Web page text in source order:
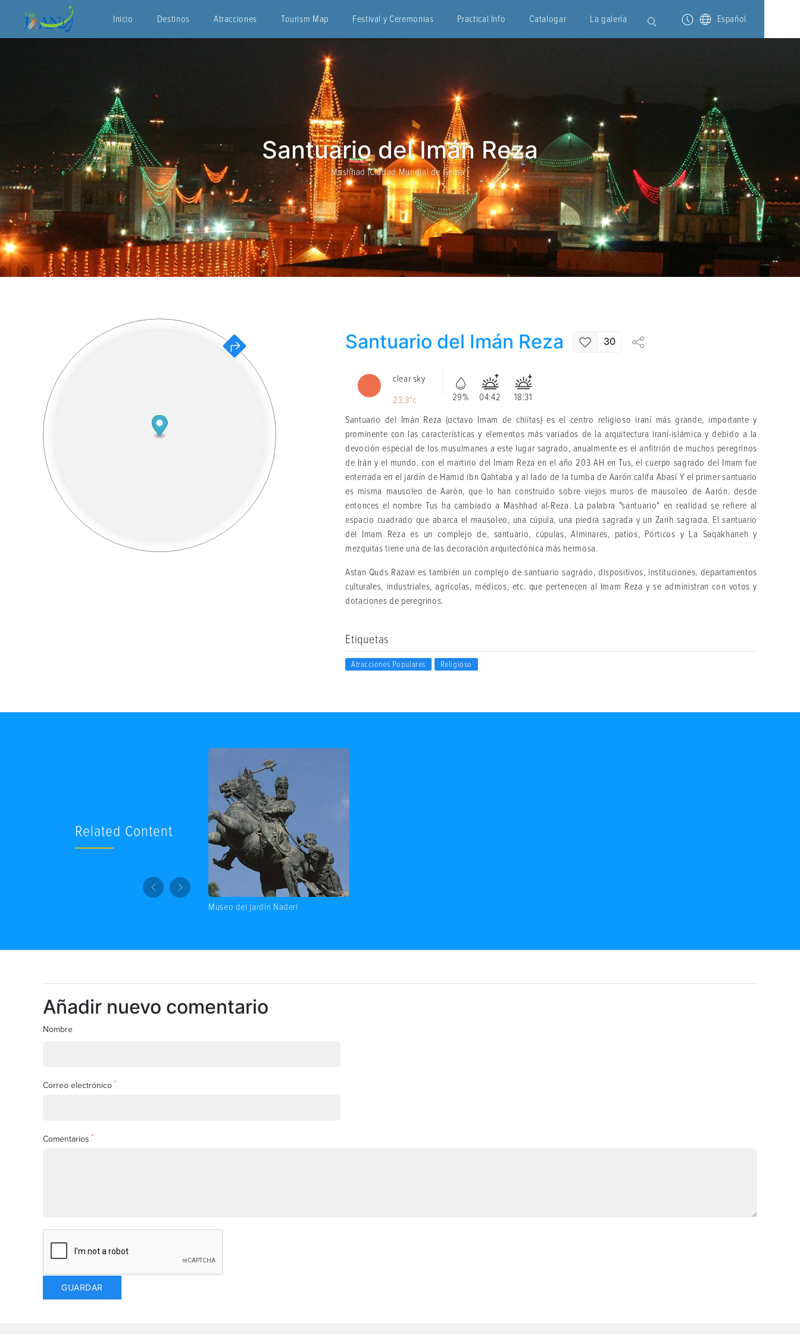
Inicio Destinos Atracciones Tourism Map Festival y Ceremonias Practical Info Catalogar La galería Español
Santuario del Imán Reza
Mashhad (Ciudad Mundial de Gema )
Santuario del Imán Reza 30
clear sky
23.3°c
29% 04:42
18:31
Santuario del Imán Reza (octavo Imam de chiítas) es el centro religioso iraní más grande, importante y
prominente con las características y elementos más variados de la arquitectura iraní-islámica y debido a la
devoción especial de los musulmanes a este lugar sagrado, anualmente es el anfitrión de muchos peregrinos
de Irán y el mundo. con el martirio del Imam Reza en el año 203 AH en Tus, el cuerpo sagrado del Imam fue
enterrada en el jardín de Hamid ibn Qahtaba y al lado de la tumba de Aarón califa Abasí Y el primer santuario
es misma mausoleo de Aarón, que lo han construido sobre viejos muros de mausoleo de Aarón. desde
entonces el nombre Tus ha cambiado a Mashhad al-Reza. La palabra "santuario" en realidad se refiere al
espacio cuadrado que abarca el mausoleo, una cúpula, una piedra sagrada y un Zarih sagrada. El santuario
del Imam Reza es un complejo de, santuario, cúpulas, Alminares, patios, Pórticos y La Saqakhaneh y
mezquitas tiene una de las decoración arquitectónica más hermosa.
Astan Quds Razavi es también un complejo de santuario sagrado, dispositivos, instituciones, departamentos
culturales, industriales, agrícolas, médicos, etc. que pertenecen al Imam Reza y se administran con votos y
dotaciones de peregrinos.
Etiquetas
Atracciones Populares Religioso
Related Content
Museo del jardín Naderi
Añadir nuevo comentario
Nombre
Correo electrónico *
Comentarios *